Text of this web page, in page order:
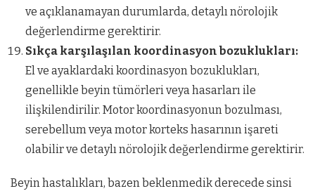
ve açıklanamayan durumlarda, detaylı nörolojik
değerlendirme gerektirir.
Sıkça karşılaşılan koordinasyon bozuklukları:
El ve ayaklardaki koordinasyon bozuklukları,
genellikle beyin tümörleri veya hasarları ile
ilişkilendirilir. Motor koordinasyonun bozulması,
serebellum veya motor korteks hasarının işareti
olabilir ve detaylı nörolojik değerlendirme gerektirir.
Beyin hastalıkları, bazen beklenmedik derecede sinsi